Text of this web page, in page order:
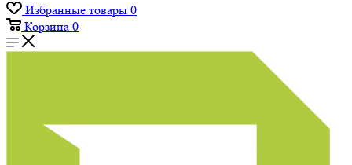
Избранные товары 0
Корзина 0